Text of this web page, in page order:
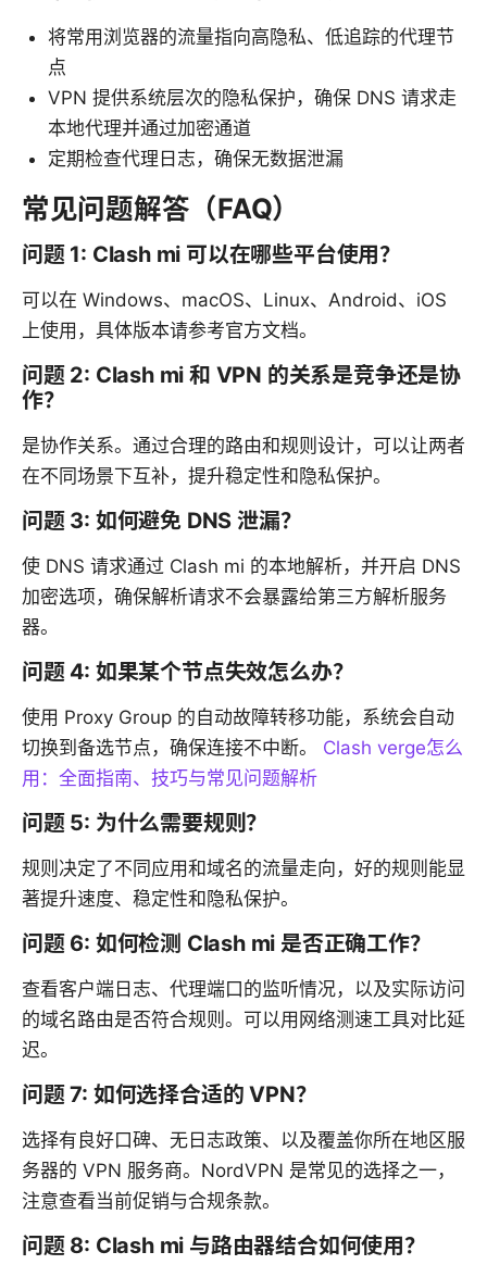
将常用浏览器的流量指向高隐私、低追踪的代理节
点
VPN 提供系统层次的隐私保护，确保 DNS 请求走
本地代理并通过加密通道
定期检查代理日志，确保无数据泄漏
常见问题解答（FAQ）
问题 1: Clash mi 可以在哪些平台使用？
可以在 Windows、macOS、Linux、Android、iOS
上使用，具体版本请参考官方文档。
问题 2: Clash mi 和 VPN 的关系是竞争还是协
作？
是协作关系。通过合理的路由和规则设计，可以让两者
在不同场景下互补，提升稳定性和隐私保护。
问题 3: 如何避免 DNS 泄漏？
使 DNS 请求通过 Clash mi 的本地解析，并开启 DNS
加密选项，确保解析请求不会暴露给第三方解析服务
器。
问题 4: 如果某个节点失效怎么办？
使用 Proxy Group 的自动故障转移功能，系统会自动
切换到备选节点，确保连接不中断。 Clash verge怎么
用：全面指南、技巧与常见问题解析
问题 5: 为什么需要规则？
规则决定了不同应用和域名的流量走向，好的规则能显
著提升速度、稳定性和隐私保护。
问题 6: 如何检测 Clash mi 是否正确工作？
查看客户端日志、代理端口的监听情况，以及实际访问
的域名路由是否符合规则。可以用网络测速工具对比延
迟。
问题 7: 如何选择合适的 VPN？
选择有良好口碑、无日志政策、以及覆盖你所在地区服
务器的 VPN 服务商。NordVPN 是常见的选择之一，
注意查看当前促销与合规条款。
问题 8: Clash mi 与路由器结合如何使用？